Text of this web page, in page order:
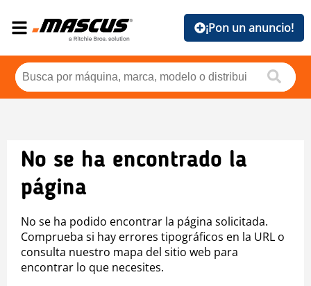
¡Pon un anuncio!
No se ha encontrado la
página
No se ha podido encontrar la página solicitada.
Comprueba si hay errores tipográficos en la URL o
consulta nuestro mapa del sitio web para
encontrar lo que necesites.